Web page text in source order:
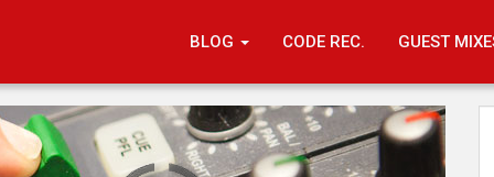
BLOG CODE REC. GUEST